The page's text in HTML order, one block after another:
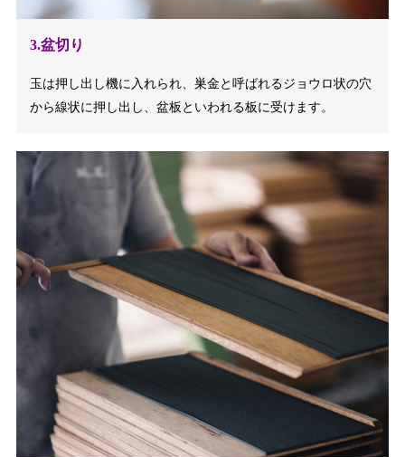
3.盆切り
玉は押し出し機に入れられ、巣金と呼ばれるジョウロ状の穴
から線状に押し出し、盆板といわれる板に受けます。